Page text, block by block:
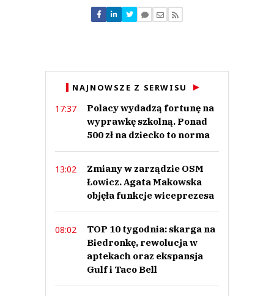
Nie znaleziono komentarzy
Zostaw swoje komentarze
NAJNOWSZE Z SERWISU
17:37
Polacy wydadzą fortunę na
wyprawkę szkolną. Ponad
500 zł na dziecko to norma
13:02
Zmiany w zarządzie OSM
Łowicz. Agata Makowska
objęła funkcje wiceprezesa
08:02
TOP 10 tygodnia: skarga na
Biedronkę, rewolucja w
aptekach oraz ekspansja
Gulf i Taco Bell